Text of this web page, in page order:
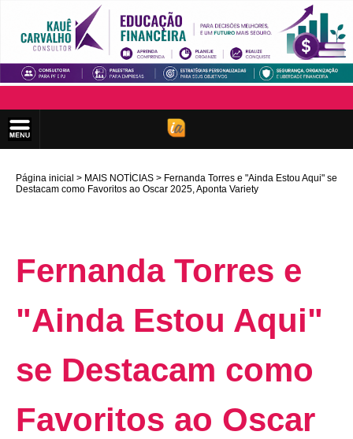
Página inicial MAIS NOTÍCIAS
Fernanda Torres e "Ainda Estou Aqui" se
Destacam como Favoritos ao Oscar 2025, Aponta Variety
Fernanda Torres e
"Ainda Estou Aqui"
se Destacam como
Favoritos ao Oscar